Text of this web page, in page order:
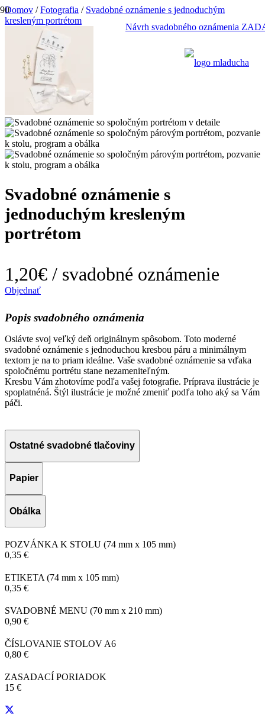
Návrh svadobného oznámenia
Domov / Fotografia / Svadobné oznámenie s jednoduchým
kresleným portrétom
Svadobné oznámenie s
jednoduchým kresleným
portrétom
1,20€ / svadobné oznámenie
Objednať
Popis svadobného oznámenia
Oslávte svoj veľký deň originálnym spôsobom. Toto moderné
svadobné oznámenie s jednoduchou kresbou páru a minimálnym
textom je na to priam ideálne. Vaše svadobné oznámenie sa vďaka
spoločnému portrétu stane nezameniteľným.
Kresbu Vám zhotovíme podľa vašej fotografie. Príprava ilustrácie je
spoplatnéná. Štýl ilustrácie je možné zmeniť podľa toho aký sa Vám
páči.
Ostatné svadobné tlačoviny
Papier
Obálka
POZVÁNKA K STOLU (74 mm x 105 mm)
0,35 €
ETIKETA (74 mm x 105 mm)
0,35 €
SVADOBNÉ MENU (70 mm x 210 mm)
0,90 €
ČÍSLOVANIE STOLOV A6
0,80 €
ZASADACÍ PORIADOK
15 €